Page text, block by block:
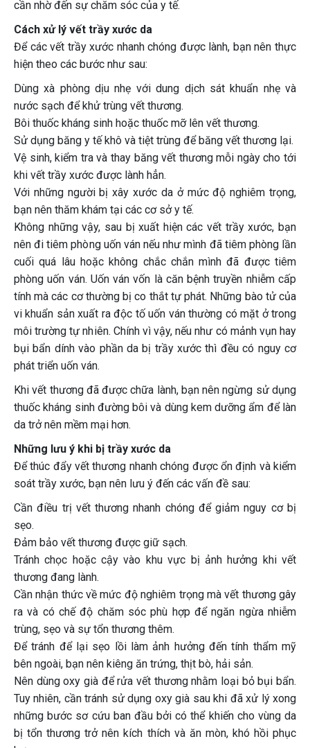
cần nhờ đến sự chăm sóc của y tế.
Cách xử lý vết trầy xước da
Để các vết trầy xước nhanh chóng được lành, bạn nên thực
hiện theo các bước như sau:
Dùng xà phòng dịu nhẹ với dung dịch sát khuẩn nhẹ và
nước sạch để khử trùng vết thương.
Bôi thuốc kháng sinh hoặc thuốc mỡ lên vết thương.
Sử dụng băng y tế khô và tiệt trùng để băng vết thương lại.
Vệ sinh, kiểm tra và thay băng vết thương mỗi ngày cho tới
khi vết trầy xước được lành hẳn.
Với những người bị xây xước da ở mức độ nghiêm trọng,
bạn nên thăm khám tại các cơ sở y tế.
Không những vậy, sau bị xuất hiện các vết trầy xước, bạn
nên đi tiêm phòng uốn ván nếu như mình đã tiêm phòng lần
cuối quá lâu hoặc không chắc chắn mình đã được tiêm
phòng uốn ván. Uốn ván vốn là căn bệnh truyền nhiễm cấp
tính mà các cơ thường bị co thắt tự phát. Những bào tử của
vi khuẩn sản xuất ra độc tố uốn ván thường có mặt ở trong
môi trường tự nhiên. Chính vì vậy, nếu như có mảnh vụn hay
bụi bẩn dính vào phần da bị trầy xước thì đều có nguy cơ
phát triển uốn ván.
Khi vết thương đã được chữa lành, bạn nên ngừng sử dụng
thuốc kháng sinh đường bôi và dùng kem dưỡng ẩm để làn
da trở nên mềm mại hơn.
Những lưu ý khi bị trầy xước da
Để thúc đẩy vết thương nhanh chóng được ổn định và kiểm
soát trầy xước, bạn nên lưu ý đến các vấn đề sau:
Cần điều trị vết thương nhanh chóng để giảm nguy cơ bị
sẹo.
Đảm bảo vết thương được giữ sạch.
Tránh chọc hoặc cậy vào khu vực bị ảnh hưởng khi vết
thương đang lành.
Cần nhận thức về mức độ nghiêm trọng mà vết thương gây
ra và có chế độ chăm sóc phù hợp để ngăn ngừa nhiễm
trùng, sẹo và sự tổn thương thêm.
Để tránh để lại sẹo lồi làm ảnh hưởng đến tính thẩm mỹ
bên ngoài, bạn nên kiêng ăn trứng, thịt bò, hải sản.
Nên dùng oxy già để rửa vết thương nhằm loại bỏ bụi bẩn.
Tuy nhiên, cần tránh sử dụng oxy già sau khi đã xử lý xong
những bước sơ cứu ban đầu bởi có thể khiến cho vùng da
bị tổn thương trở nên kích thích và ăn mòn, khó hồi phục